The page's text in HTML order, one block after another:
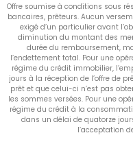
Offre soumise à conditions sous
bancaires, prêteurs. Aucun
exigé d’un particulier avant
diminution du montant des
durée du remboursement,
l’endettement total. Pour une
régime du crédit immobilier,
jours à la réception de l’offre de
prêt et que celui-ci n’est pas
les sommes versées. Pour une
régime du crédit à la
dans un délai de quatorze
l’acceptation